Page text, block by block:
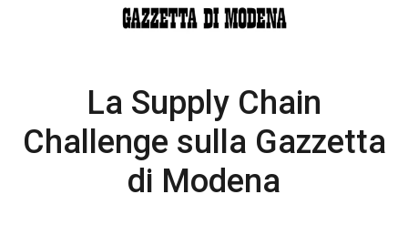
La Supply Chain
Challenge sulla Gazzetta
di Modena